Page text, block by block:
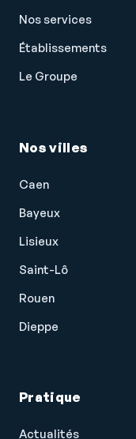
Nos services
Établissements
Le Groupe
Nos villes
Caen
Bayeux
Lisieux
Saint-Lô
Rouen
Dieppe
Pratique
Actualités